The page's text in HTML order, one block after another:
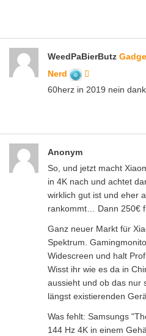
WeedPaBierButz
Nerd
60herz in 2019 nein
Anonym
So, und jetzt macht
in 4K nach und achtet
wirklich gut ist und eher
rankommt… Dann 250€
Ganz neuer Markt für
Spektrum.
Widescreen und halt
Wisst ihr wie es da in
aussieht und ob das nur
längst existierenden
Was fehlt: Samsungs
144 Hz 4K in einem